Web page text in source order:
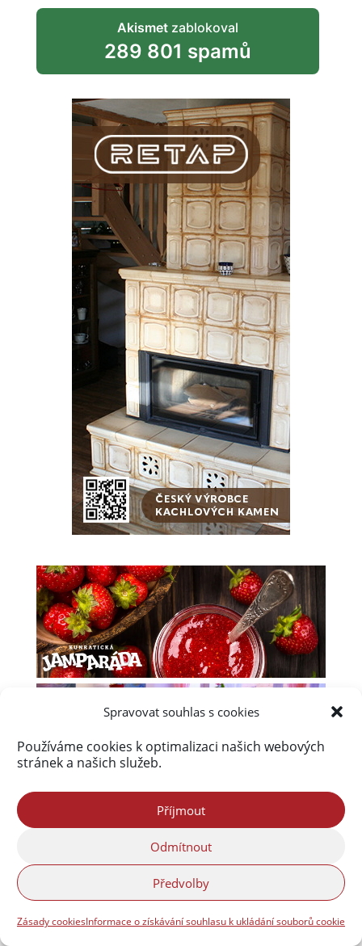
Spravovat souhlas s cookies
Používáme cookies k optimalizaci našich webových
stránek a našich služeb.
Příjmout
Odmítnout
Předvolby
Zásady cookiesInformace o získávání souhlasu k ukládání souborů cookie
Akismetzablokoval
289 801 spamů